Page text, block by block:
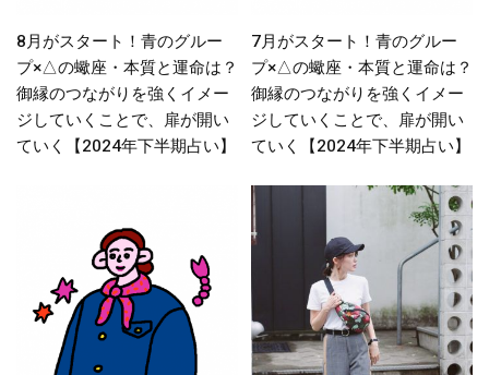
8月がスタート！青のグルー
プ×△の蠍座・本質と運命は？
御縁のつながりを強くイメー
ジしていくことで、扉が開い
ていく【2024年下半期占い】
7月がスタート！青のグルー
プ×△の蠍座・本質と運命は？
御縁のつながりを強くイメー
ジしていくことで、扉が開い
ていく【2024年下半期占い】